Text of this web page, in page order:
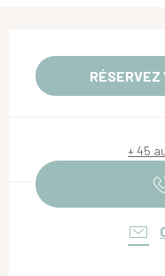
RÉSERVEZ
+ 45